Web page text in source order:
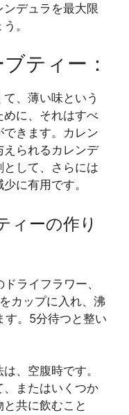
デュラを最大限
。
ティー：
、薄い味という
に、それはすべ
きます。カレン
られるカレンデ
して、さらには
に有用です。
ィーの作り
ライフラワー、
カップに入れ、沸
す。5分待つと整い
、空腹時です。
またはいくつか
共に飲むこと